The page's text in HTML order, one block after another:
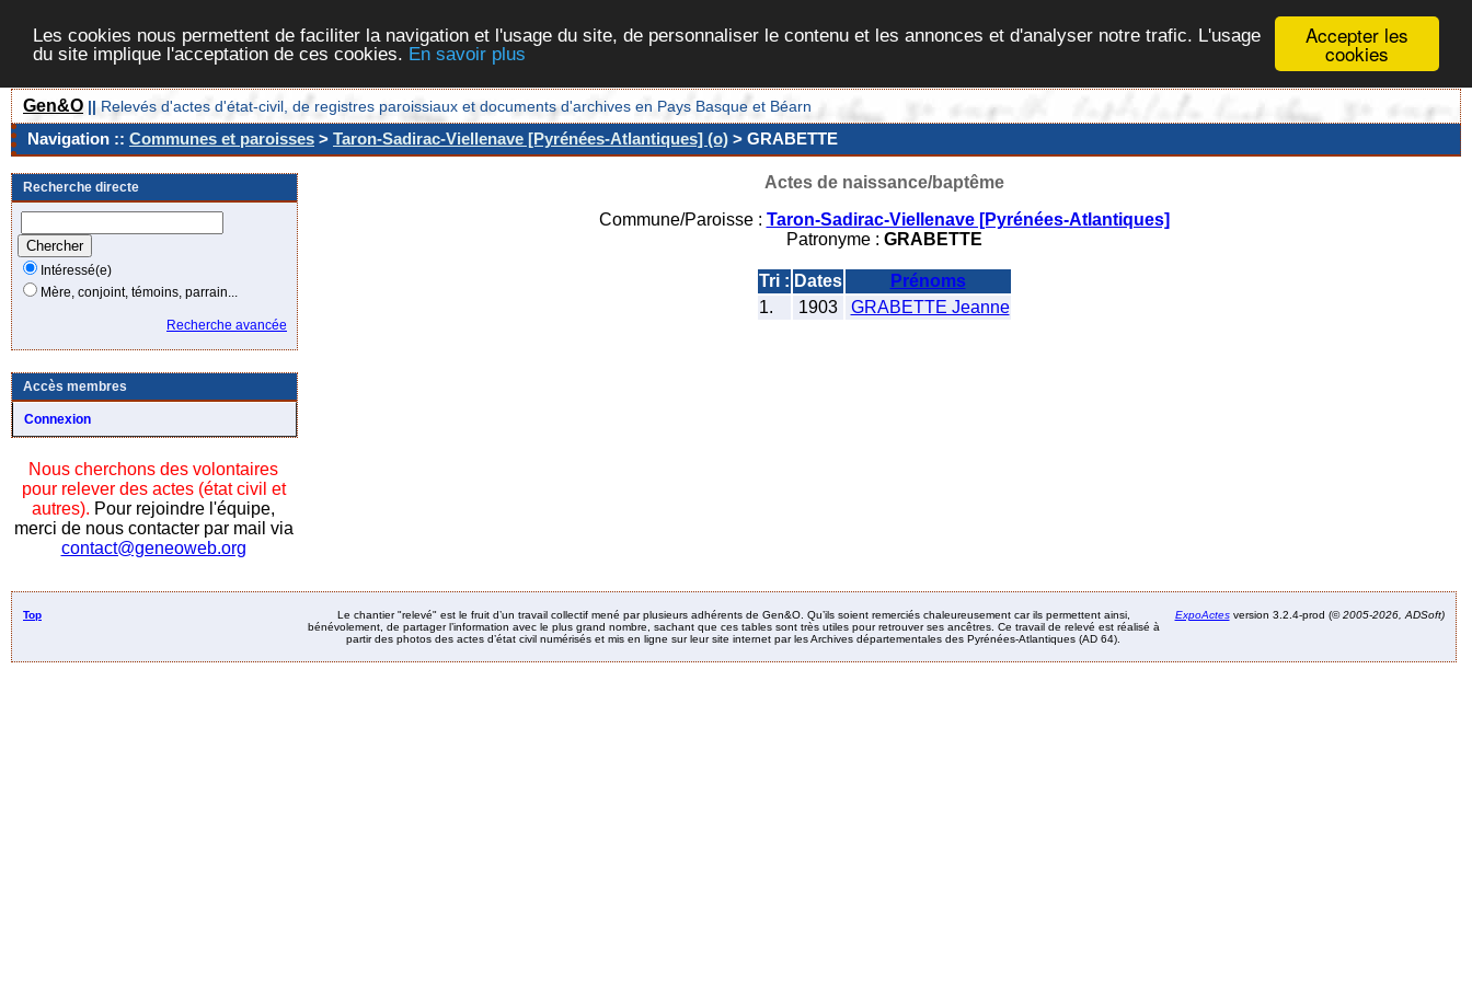
Accepter les
cookies
Les cookies nous permettent de faciliter la navigation et l'usage du site, de personnaliser le contenu et les annonces et d'analyser notre trafic. L'usage
du site implique l'acceptation de ces cookies. En savoir plus
Gen&O || Relevés d'actes d'état-civil, de registres paroissiaux et documents d'archives en Pays Basque et Béarn
Navigation :: Communes et paroisses > Taron-Sadirac-Viellenave [Pyrénées-Atlantiques] (o) > GRABETTE
Recherche directe
Intéressé(e)
Mère, conjoint, témoins, parrain...
Recherche avancée
Accès membres
Connexion
Nous cherchons des volontaires
pour relever des actes (état civil et
autres). Pour rejoindre l'équipe,
merci de nous contacter par mail via
contact@geneoweb.org
Actes de naissance/baptême
Commune/Paroisse : Taron-Sadirac-Viellenave [Pyrénées-Atlantiques]
Patronyme : GRABETTE
Tri : Dates
Prénoms
1.
1903 GRABETTE Jeanne
Top
Le chantier "relevé" est le fruit d’un travail collectif mené par plusieurs adhérents de Gen&O. Qu’ils soient remerciés chaleureusement car ils permettent ainsi,
bénévolement, de partager l’information avec le plus grand nombre, sachant que ces tables sont très utiles pour retrouver ses ancêtres. Ce travail de relevé est réalisé à
partir des photos des actes d’état civil numérisés et mis en ligne sur leur site internet par les Archives départementales des Pyrénées-Atlantiques (AD 64).
ExpoActesversion 3.2.4-prod (©2005-2026, ADSoft)